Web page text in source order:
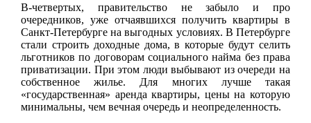
В-четвертых, правительство не забыло и про
очередников, уже отчаявшихся получить квартиры в
Санкт-Петербурге на выгодных условиях. В Петербурге
стали строить доходные дома, в которые будут селить
льготников по договорам социального найма без права
приватизации. При этом люди выбывают из очереди на
собственное жилье. Для многих лучше такая
«государственная» аренда квартиры, цены на которую
минимальны, чем вечная очередь и неопределенность.